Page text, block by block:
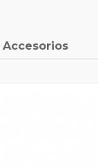
Accesorios